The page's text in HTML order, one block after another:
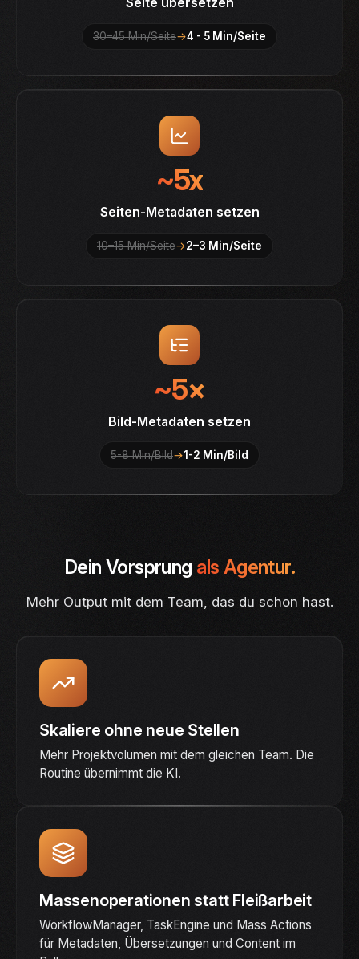
30–45 Min/Seite→4 - 5 Min/Seite
~5x
Seiten-Metadaten setzen
10–15 Min/Seite→2–3 Min/Seite
~5×
Bild-Metadaten setzen
5-8 Min/Bild→1-2 Min/Bild
Dein Vorsprung als Agentur.
Mehr Output mit dem Team, das du schon hast.
Skaliere ohne neue Stellen
Mehr Projektvolumen mit dem gleichen Team. Die
Routine übernimmt die KI.
Massenoperationen statt Fleißarbeit
WorkflowManager, TaskEngine und Mass Actions
für Metadaten, Übersetzungen und Content im